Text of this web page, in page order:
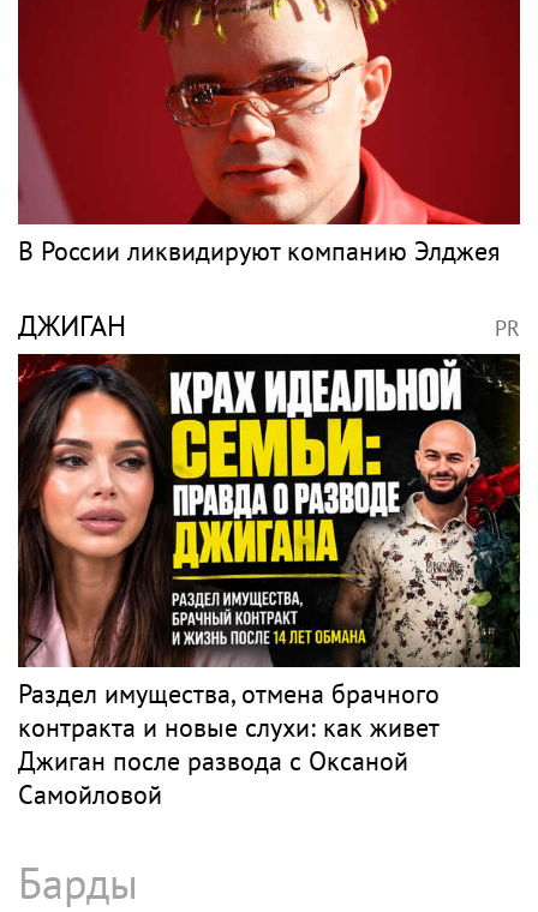
В России ликвидируют компанию Элджея
ДЖИГАН PR
Раздел имущества, отмена брачного
контракта и новые слухи: как живет
Джиган после развода с Оксаной
Самойловой
Барды